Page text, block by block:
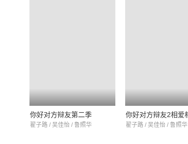
你好对方辩友第二季
翟子路 / 吴佳怡 / 鲁照华 翟子路 / 吴佳怡 / 鲁照华